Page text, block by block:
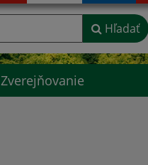
Hľadať
Zverejňovanie